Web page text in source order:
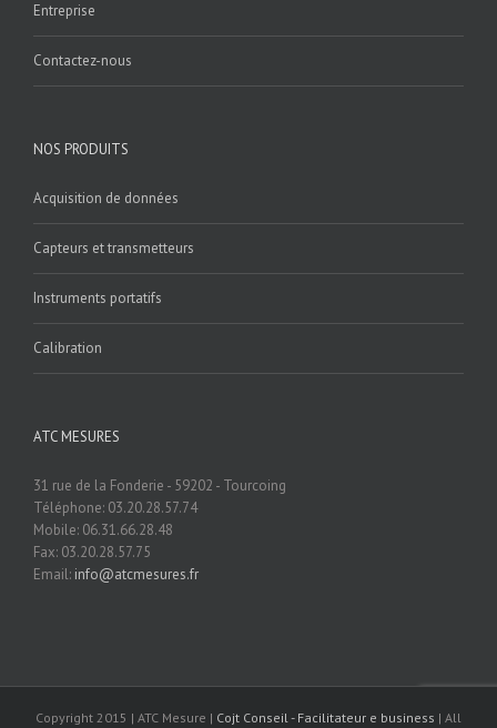
Entreprise
Contactez-nous
NOS PRODUITS
Acquisition de données
Capteurs et transmetteurs
Instruments portatifs
Calibration
ATC MESURES
31 rue de la Fonderie - 59202 - Tourcoing
Téléphone: 03.20.28.57.74
Mobile: 06.31.66.28.48
Fax: 03.20.28.57.75
Email: info@atcmesures.fr
Copyright 2015 | ATC Mesure | Cojt Conseil - Facilitateur e business | All